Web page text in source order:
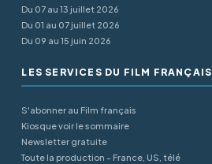
Du 07 au 13 juillet 2026
Du 01 au 07 juillet 2026
Du 09 au 15 juin 2026
LES SERVICES DU FILM FRANÇAIS
S'abonner au Film français
Kiosque voir le sommaire
Newsletter gratuite
Toute la production - France, US, télé